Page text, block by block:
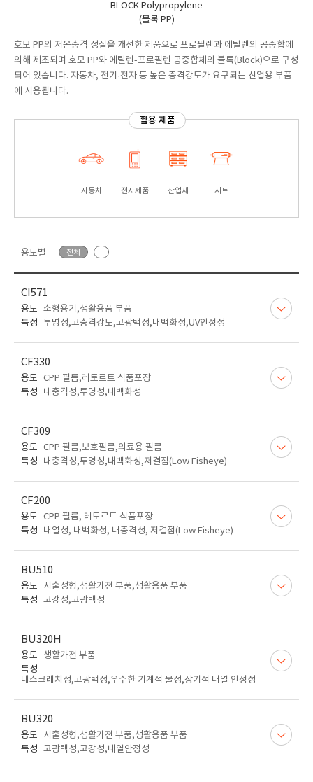
BLOCK Polypropylene
(블록 PP)
호모 PP의 저온충격 성질을 개선한 제품으로 프로필렌과 에틸렌의 공중합에
의해 제조되며 호모 PP와 에틸렌-프로필렌 공중합체의 블록(Block)으로 구성
되어 있습니다. 자동차, 전기·전자 등 높은 충격강도가 요구되는 산업용 부품
에 사용됩니다.
활용 제품
자동차 전자제품 산업재 시트
용도별 전체
CI571
용도 소형용기,생활용품 부품
특성 투명성,고충격강도,고광택성,내백화성,UV안정성
CF330
용도 CPP 필름,레토르트 식품포장
특성
내충격성,투명성,내백화성
CF309
용도 CPP 필름,보호필름,의료용 필름
특성
내충격성,투명성,내백화성,저결점(Low Fisheye)
CF200
용도 CPP 필름, 레토르트 식품포장
특성
내열성, 내백화성, 내충격성, 저결점(Low Fisheye)
BU510
용도
사출성형,생활가전 부품,생활용품 부품
특성 고강성,고광택성
BU320H
용도
생활가전 부품
특성
내스크래치성,고광택성,우수한 기계적 물성,장기적 내열 안정성
BU320
용도
사출성형,생활가전 부품,생활용품 부품
특성 고광택성,고강성,내열안정성